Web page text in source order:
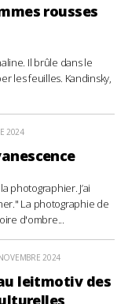
rousses
Il brûle dans le
les feuilles. Kandinsky,
2024
photographier. J’ai
La photographie de
d'ombre...
2024
leitmotiv des